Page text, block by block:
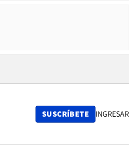
SUSCRÍBETE INGRESAR